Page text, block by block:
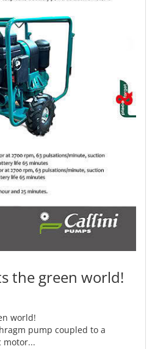
the green world!
world!
pump coupled to a
motor...